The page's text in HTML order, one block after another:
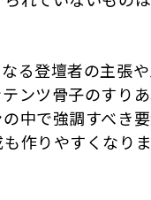
る登壇者の主張
ンツ骨子のすり
中で強調すべき
作りやすくなりま